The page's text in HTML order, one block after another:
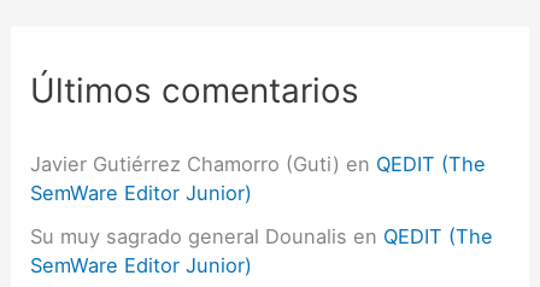
Últimos comentarios
Javier Gutiérrez Chamorro (Guti) en QEDIT (The
SemWare Editor Junior)
Su muy sagrado general Dounalis en QEDIT (The
SemWare Editor Junior)